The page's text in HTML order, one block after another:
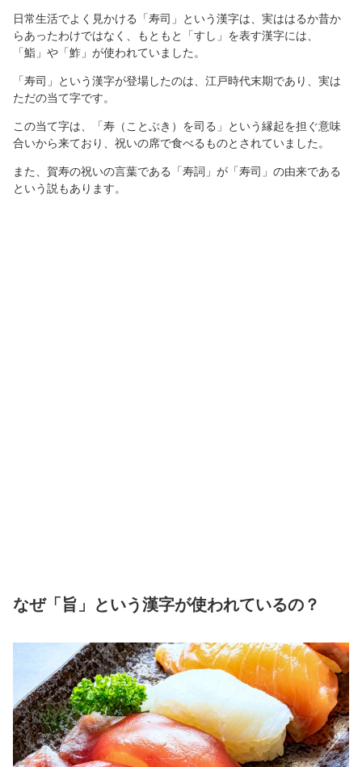
日常生活でよく見かける「寿司」という漢字は、実ははるか昔か
らあったわけではなく、もともと「すし」を表す漢字には、
「鮨」や「鮓」が使われていました。
「寿司」という漢字が登場したのは、江戸時代末期であり、実は
ただの当て字です。
この当て字は、「寿（ことぶき）を司る」という縁起を担ぐ意味
合いから来ており、祝いの席で食べるものとされていました。
また、賀寿の祝いの言葉である「寿詞」が「寿司」の由来である
という説もあります。
なぜ「旨」という漢字が使われているの？